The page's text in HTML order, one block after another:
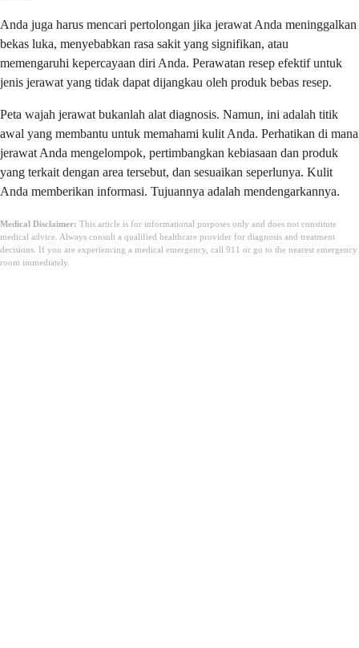
Anda juga harus mencari pertolongan jika jerawat Anda meninggalkan
bekas luka, menyebabkan rasa sakit yang signifikan, atau
memengaruhi kepercayaan diri Anda. Perawatan resep efektif untuk
jenis jerawat yang tidak dapat dijangkau oleh produk bebas resep.
Peta wajah jerawat bukanlah alat diagnosis. Namun, ini adalah titik
awal yang membantu untuk memahami kulit Anda. Perhatikan di mana
jerawat Anda mengelompok, pertimbangkan kebiasaan dan produk
yang terkait dengan area tersebut, dan sesuaikan seperlunya. Kulit
Anda memberikan informasi. Tujuannya adalah mendengarkannya.
Medical Disclaimer: This article is for informational purposes only and does not constitute
medical advice. Always consult a qualified healthcare provider for diagnosis and treatment
decisions. If you are experiencing a medical emergency, call 911 or go to the nearest emergency
room immediately.